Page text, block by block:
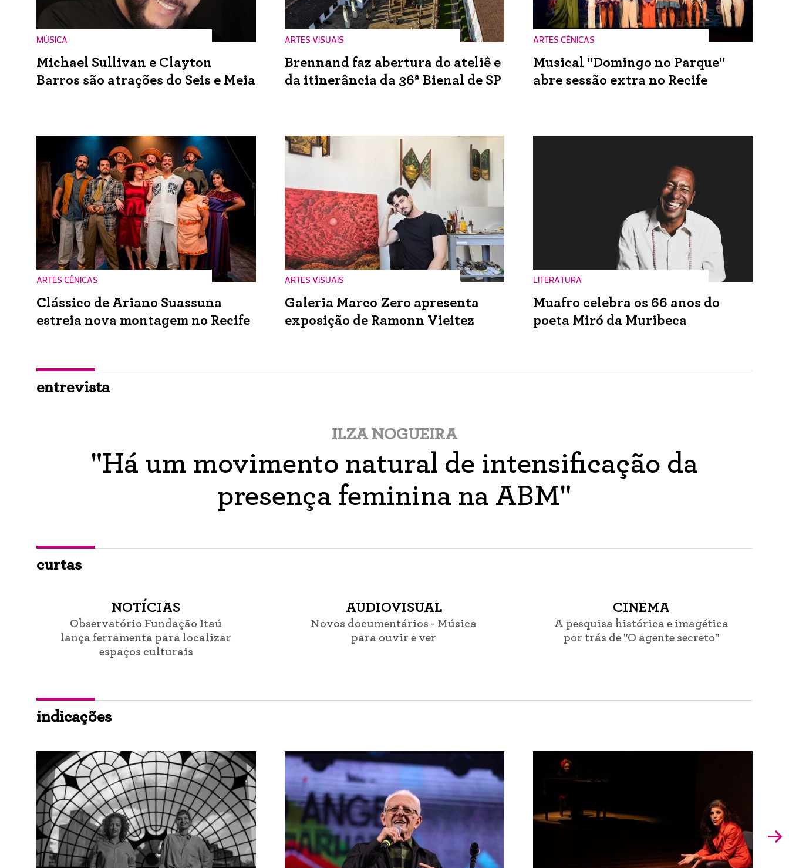
MÚSICA
Michael Sullivan e Clayton
Barros são atrações do Seis e Meia
ARTES VISUAIS
Brennand faz abertura do ateliê e
da itinerância da 36ª Bienal de SP
ARTES CÊNICAS
Musical "Domingo no Parque"
abre sessão extra no Recife
ARTES CÊNICAS
Clássico de Ariano Suassuna
estreia nova montagem no Recife
ARTES VISUAIS
Galeria Marco Zero apresenta
exposição de Ramonn Vieitez
LITERATURA
Muafro celebra os 66 anos do
poeta Miró da Muribeca
entrevista
ILZA NOGUEIRA
"Há um movimento natural de intensificação da
presença feminina na ABM"
curtas
NOTÍCIAS
Observatório Fundação Itaú
lança ferramenta para localizar
espaços culturais
AUDIOVISUAL
Novos documentários - Música
para ouvir e ver
CINEMA
A pesquisa histórica e imagética
por trás de "O agente secreto"
indicações